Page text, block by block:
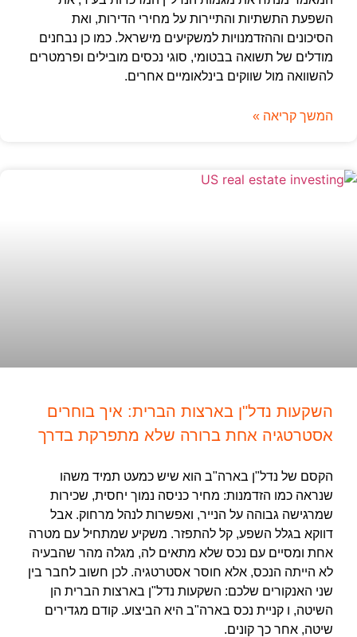
השפעת התשתיות והתיירות על מחירי הדירות, ואת
הסיכונים וההזדמנויות למשקיעים מישראל. כמו כן נבחנים
מודלים של תשואה בבטומי, סוגי נכסים מובילים ופרמטרים
להשוואה מול שווקים בינלאומיים אחרים.
המשך קריאה »
השקעות נדל"ן בארצות הברית: איך בוחרים
אסטרטגיה אחת ברורה שלא מתפרקת בדרך
הקסם של נדל"ן בארה"ב הוא שיש כמעט תמיד משהו
שנראה כמו הזדמנות: מחיר כניסה נמוך יחסית, שכירות
שמרגישה גבוהה על הנייר, ואפשרות לנהל מרחוק. אבל
דווקא בגלל השפע, קל להתפזר. משקיע שמתחיל עם מטרה
אחת ומסיים עם נכס שלא מתאים לה, מגלה מהר שהבעיה
לא הייתה הנכס, אלא חוסר אסטרטגיה. לכן חשוב לחבר בין
שני האנקורים שלכם: השקעות נדל"ן בארצות הברית הן
השיטה, ו קניית נכס בארה"ב היא הביצוע. קודם מגדירים
שיטה, אחר כך קונים.